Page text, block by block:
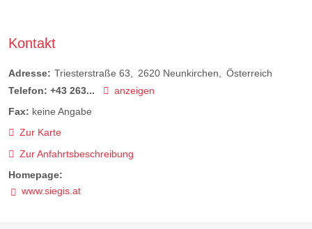
Kontakt
Adresse: Triesterstraße 63 2620 Neunkirchen
Österreich
Telefon: +43 263...
anzeigen
Fax: keine Angabe
Zur Karte
Zur Anfahrtsbeschreibung
Homepage:
www.siegis.at